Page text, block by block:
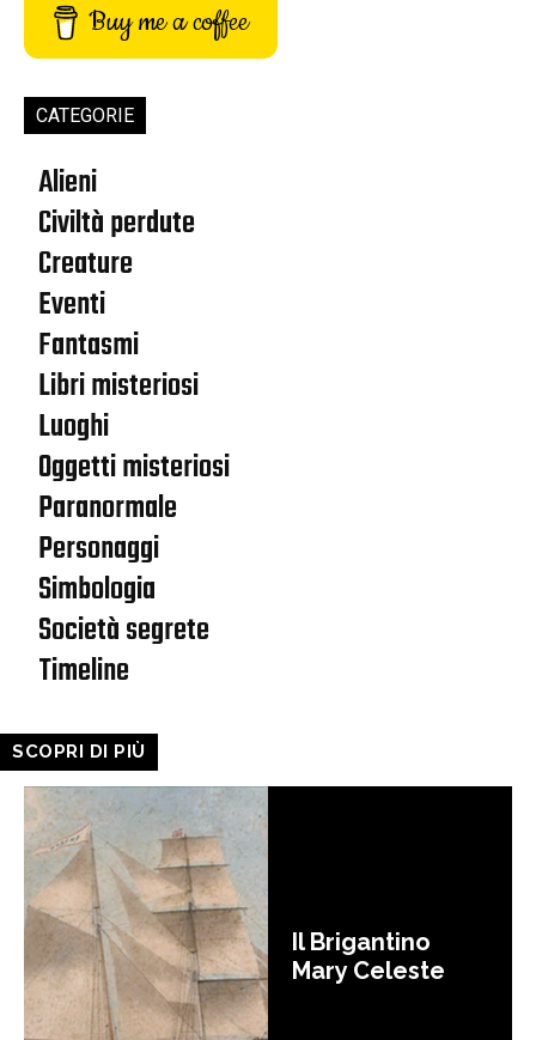
Buy me a coffee
CATEGORIE
Alieni
Civiltà perdute
Creature
Eventi
Fantasmi
Libri misteriosi
Luoghi
Oggetti misteriosi
Paranormale
Personaggi
Simbologia
Società segrete
Timeline
SCOPRI DI PIÙ
Il Brigantino
Mary Celeste